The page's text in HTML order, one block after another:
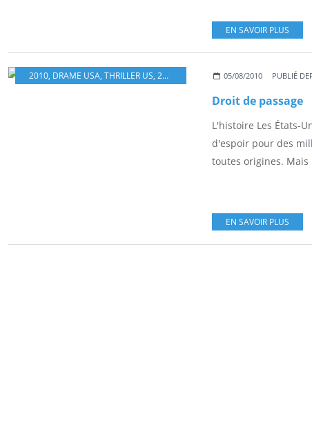
EN SAVOIR PLUS
2010, DRAME USA, THRILLER US, 2* , JIM STURGESS,HARRISON FORD,
05/08/2010 PUBLIÉ
Droit de passage
L'histoire Les États-
d'espoir pour des
toutes origines. Mais
EN SAVOIR PLUS